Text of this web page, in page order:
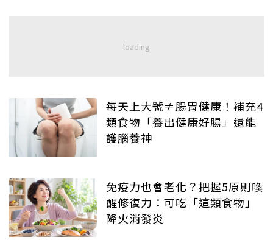
每天上大號≠腸胃健康！補充4
類食物「養出健康好腸」還能
護腦養神
免疫力也會老化？把握5原則喚
醒修復力：可吃「這類食物」
降火消發炎